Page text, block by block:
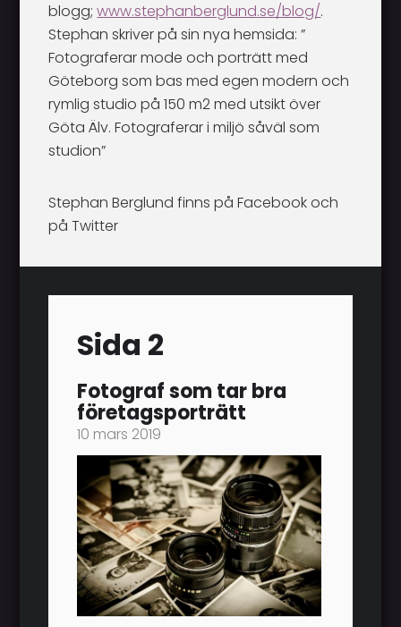
blogg;www.stephanberglund.se/blog/.
Stephan skriver på sin nya hemsida: ”
Fotograferar mode och porträtt med
Göteborg som bas med egen modern och
rymlig studio på 150 m2 med utsikt över
Göta Älv. Fotograferar i miljö såväl som
studion”
Stephan Berglund finns påFacebookoch
påTwitter
Sida 2
Fotograf som tar bra
företagsporträtt
10 mars 2019